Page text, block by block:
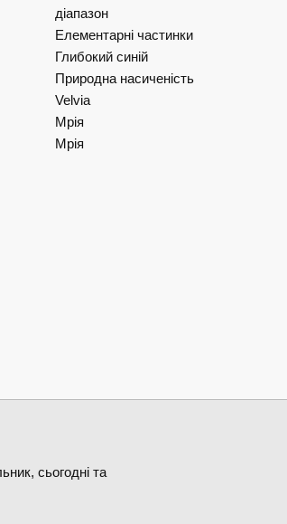
діапазон
Елементарні частинки
Глибокий синій
Природна насиченість
Velvia
Мрія
Мрія
сьогодні та